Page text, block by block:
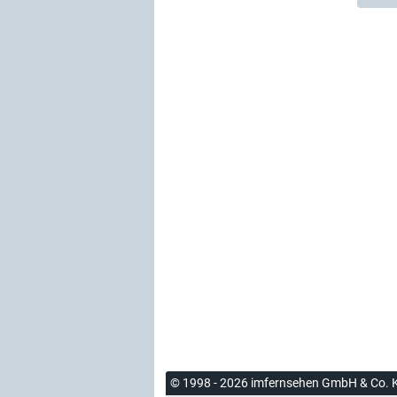
© 1998 - 2026 imfernsehen GmbH & Co.